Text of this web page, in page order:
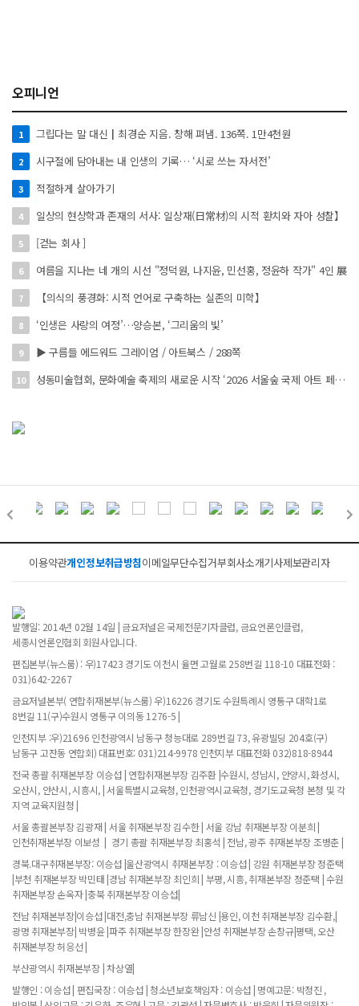
오피니언
1 그립다는 말 대신┃최경순 지음. 창해 펴냄. 136쪽. 1만4천원
2 시구절에 담아내는 내 인생의 기록… ‘시로 쓰는 자서전’
3 적절하게 살아가기
4 일상의 현상학과 존재의 서사: 일상재(日常材)의 시적 환치와 자아 성찰】
5 [걷는 회사 ]
6 여름을 지나는 네 개의 시선 "정덕원, 나지윤, 민선홍, 정윤하 작가" 4인 展
7 【의식의 풍경화: 시적 언어로 구축하는 실존의 미학】
8 ‘인생은 사랑의 여정’…양승본, ‘그리움의 빛’
9 ▶ 구름들 에드워드 그레이엄 / 아트북스 / 288쪽
10 성동미술협회, 문화예술 축제의 새로운 시작 ‘2026 서울숲 국제 아트 페스타’ 개최
이용약관개인정보취급방침이메일무단수집거부회사소개기사제보관리자
발행일: 2014년 02월 14일 | 금요저널은 국제전문기자클럽, 금요언론인클럽,
세종시언론인협회 회원사입니다.
편집본부(뉴스룸) : 우)17423 경기도 이천시 율면 고월로 258번길 118-10 대표전화 :
031)642-2267
금요저널본부( 연합취재본부(뉴스룸) 우)16226 경기도 수원특례시 영통구 대학1로
8번길 11(구)수원시 영통구 이의동 1276-5 |
인천지부 :우)21696 인천광역시 남동구 청능대로 289번길 73, 유광빌딩 204호(구)
남동구 고잔동 연합회) 대표번호: 031)214-9978 인천지부 대표전화 032)818-8944
전국 총괄 취재본부장 이승섭 | 연합취재본부장 김주환 |수원시, 성남시, 안양시, 화성시,
오산시, 안산시, 시흥시, | 서울특별시교육청, 인천광역시교육청, 경기도교육청 본청 및 각
지역 교육지원청 |
서울 총괄본부장 김광재 | 서울 취재본부장 김수한 | 서울 강남 취재본부장 이분희 |
인천취재본부장 이보성 | 경기 총괄 취재본부장 최홍석 | 전남, 광주 취재본부장 조병춘 |
경북.대구취재본부장: 이승섭 |울산광역시 취재본부장 : 이승섭 | 강원 취재본부장 정준택
|부천 취재본부장 박민태 |경남 취재본부장 최인희 | 부평, 시흥, 취재본부장 정준택 | 수원
취재본부장 손옥자 |충북 취재본부장 이승섭|
전남 취재본부장|이승섭 |대전,충남 취재본부장 류남신 |용인, 이천 취재본부장 김수환,|
광명 취재본부장| 박병윤 |파주 취재본부장 한장완 |안성 취재본부장 손창규|평택, 오산
취재본부장 허응선 |
부산광역시 취재본부장 | 차상열|
발행인 : 이승섭 | 편집국장 : 이승섭 | 청소년보호책임자 : 이승섭 | 명예고문: 박정진 ,